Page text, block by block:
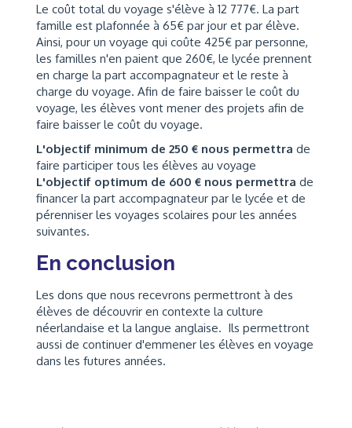
Le coût total du voyage s'élève à 12 777€. La part
famille est plafonnée à 65€ par jour et par élève.
Ainsi, pour un voyage qui coûte 425€ par personne,
les familles n'en paient que 260€, le lycée prennent
en charge la part accompagnateur et le reste à
charge du voyage. Afin de faire baisser le coût du
voyage, les élèves vont mener des projets afin de
faire baisser le coût du voyage.
L'objectif minimum de 250 € nous permettra de
faire participer tous les élèves au voyage
L'objectif optimum de 600 € nous permettra de
financer la part accompagnateur par le lycée et de
pérenniser les voyages scolaires pour les années
suivantes.
En conclusion
Les dons que nous recevrons permettront à des
élèves de découvrir en contexte la culture
néerlandaise et la langue anglaise. Ils permettront
aussi de continuer d'emmener les élèves en voyage
dans les futures années.